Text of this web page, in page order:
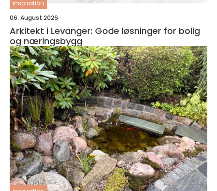
inspiration
06. August 2026
Arkitekt i Levanger: Gode løsninger for bolig
og næringsbygg